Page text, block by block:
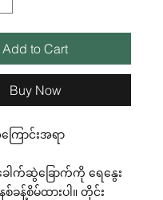
Add to Cart
Buy Now
ြောင်းအရာ
ါက်ဆွဲခြောက်ကို ရေနွေး
ခန့်စိမ်ထားပါ။ တိုင်း